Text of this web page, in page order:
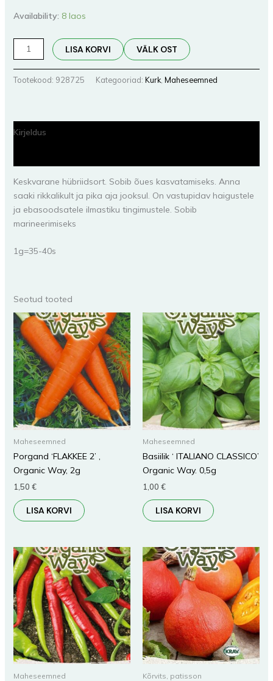
Availability: 8 laos
LISA KORVI VÄLK OST
Tootekood: 928725 Kategooriad: Kurk, Maheseemned
Kirjeldus
Keskvarane hübriidsort. Sobib õues kasvatamiseks. Anna
saaki rikkalikult ja pika aja jooksul. On vastupidav haigustele
ja ebasoodsatele ilmastiku tingimustele. Sobib
marineerimiseks
1g=35-40s
Seotud tooted
Maheseemned
Porgand ‘FLAKKEE 2’ ,
Organic Way, 2g
1,50 €
LISA KORVI
Maheseemned
Basiilik ‘ ITALIANO CLASSICO’
Organic Way. 0,5g
1,00 €
LISA KORVI
Maheseemned Kõrvits, patisson